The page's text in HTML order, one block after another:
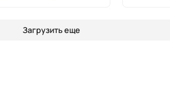
Загрузить еще